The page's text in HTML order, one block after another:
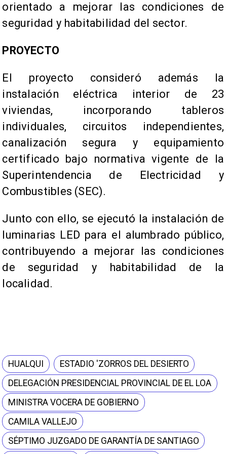
orientado a mejorar las condiciones de
seguridad y habitabilidad del sector.
PROYECTO
El proyecto consideró además la
instalación eléctrica interior de 23
viviendas, incorporando tableros
individuales, circuitos independientes,
canalización segura y equipamiento
certificado bajo normativa vigente de la
Superintendencia de Electricidad y
Combustibles (SEC).
Junto con ello, se ejecutó la instalación de
luminarias LED para el alumbrado público,
contribuyendo a mejorar las condiciones
de seguridad y habitabilidad de la
localidad.
HUALQUI
ESTADIO 'ZORROS DEL DESIERTO
DELEGACIÓN PRESIDENCIAL PROVINCIAL DE EL LOA
MINISTRA VOCERA DE GOBIERNO
CAMILA VALLEJO
SÉPTIMO JUZGADO DE GARANTÍA DE SANTIAGO